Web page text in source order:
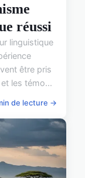
réussi
linguistique
être pris
les témo...
de lecture →